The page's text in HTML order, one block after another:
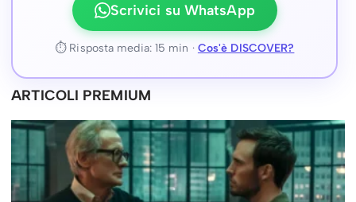
Scrivici su WhatsApp
⏱ Risposta media: 15 min · Cos'è DISCOVER?
ARTICOLI PREMIUM